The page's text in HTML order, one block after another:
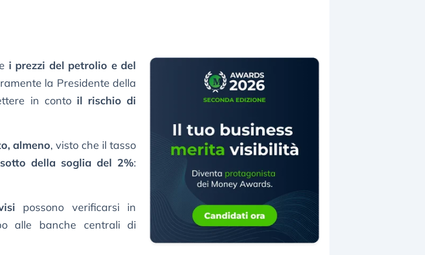
i prezzi del petrolio e del
la Presidente della
in conto il rischio di
almeno, visto che il tasso
della soglia del 2%:
possono verificarsi in
alle banche centrali di